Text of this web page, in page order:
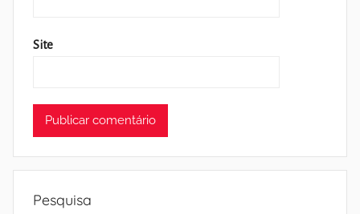
Site
Pesquisa